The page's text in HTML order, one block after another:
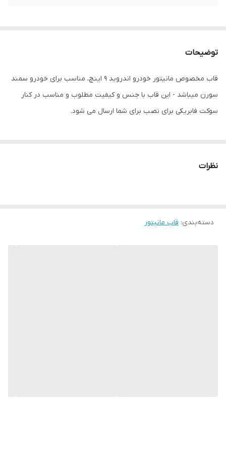
توضیحات
قاب مخصوص مانیتور خودرو اندروید 9 اینچ، مناسب برای خودرو سمند
سورن میباشد - این قاب با جنس و کیفیت مطلوب و مناسب در کنار
سوکت فابریکی برای نصب برای شما ارسال می شود.
نظرات
دسته‌بندی: قاب مانیتور